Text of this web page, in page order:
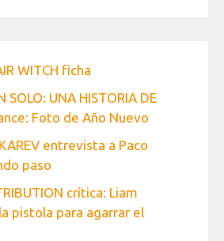
WITCH ficha
SOLO: UNA HISTORIA DE
Foto de Año Nuevo
entrevista a Paco
paso
crítica: Liam
pistola para agarrar el